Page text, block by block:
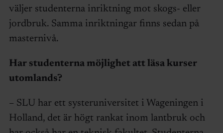
väljer studenterna inriktning mot skogs- eller
jordbruk. Samma inriktningar finns sedan på
masternivå.
Har studenterna möjlighet att läsa kurser
utomlands?
– SLU har ett systeruniversitet i Wageningen i
Holland, det är högt rankat inom lantbruk och